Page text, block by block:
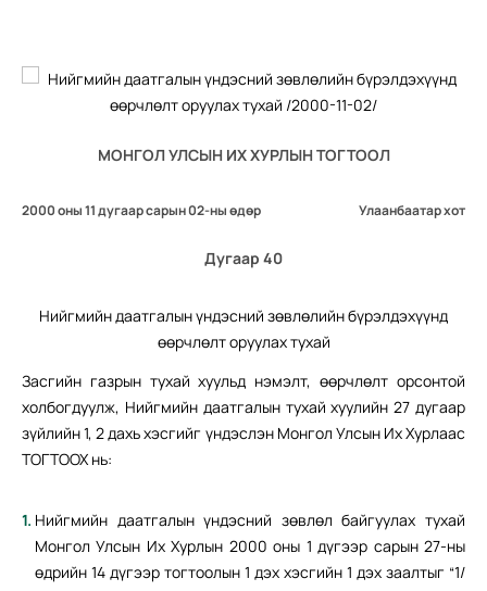
МОНГОЛ УЛСЫН ИХ ХУРЛЫН ТОГТООЛ
2000 оны 11 дугаар сарын 02-ны өдөр Улаанбаатар хот
Дугаар 40
Нийгмийн даатгалын үндэсний зөвлөлийн бүрэлдэхүүнд
өөрчлөлт оруулах тухай
Засгийн газрын тухай хуульд нэмэлт, өөрчлөлт орсонтой
холбогдуулж, Нийгмийн даатгалын тухай хуулийн 27 дугаар
зүйлийн 1, 2 дахь хэсгийг үндэслэн Монгол Улсын Их Хурлаас
ТОГТООХ нь:
Нийгмийн даатгалын үндэсний зөвлөл байгуулах тухай
Монгол Улсын Их Хурлын 2000 оны 1 дүгээр сарын 27-ны
өдрийн 14 дүгээр тогтоолын 1 дэх хэсгийн 1 дэх заалтыг “1/